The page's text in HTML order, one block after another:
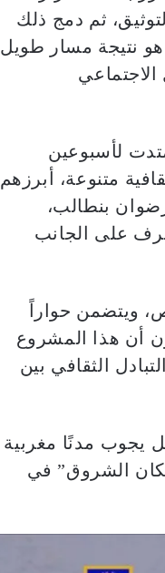
ثم دمج ذلك
نتيجة مسار طويل
الاجتماعي
لأسبوعين
متنوعة، أبرزهم
بنطالب،
على الجانب
ويتضمن حواراً
أن هذا المشروع
الثقافي بين
يجوب مدنًا مغربية
الشروق” في